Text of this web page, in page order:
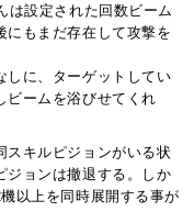
は設定された回数ビーム
にもまだ存在して攻撃を
しに、ターゲットしてい
ビームを浴びせてくれ
スキルピジョンがいる状
ジョンは撤退する。しか
以上を同時展開する事が